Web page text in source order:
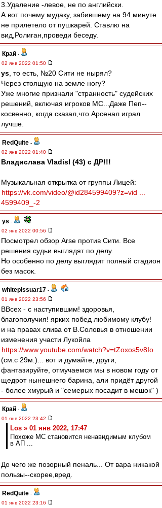
3.Удаление -левое, не по английски.
А вот почему мудаку, забившему на 94 минуте
не прилетело от пушкарей. Ставлю на
вид,Ролиган,проведи беседу.
Край -
02 янв 2022 01:50
ys , то есть, №20 Сити не нырял?
Через стоящую на земле ногу?
Уже многие признали "странность" судейских
решений, включая игроков МС...Даже Пеп--
косвенно, когда сказал,что Арсенал играл
лучше.
RedQuite -
02 янв 2022 01:40
Владислава Vladisl (43) с ДР!!!
Музыкальная открытка от группы Лицей:
https://vk.com/video/@id284599409?z=vid ...
4599409_-2
ys -
02 янв 2022 00:56
Посмотрел обзор Arse против Сити. Все
решения судьи выглядят по делу.
Но особенно по делу выглядит полный стадион
без масок.
whitepissuar17 -
01 янв 2022 23:56
ВВсех - с наступившим! здоровья,
благополучия! ярких побед любимому клубу!
и на правах слива от В.Соловья в отношении
изменения участи Лукойла
https://www.youtube.com/watch?v=tZoxos5v8Io
(см.с 29м.)... вот и думайте, други,
фантазируйте, отмучаемся мы в новом году от
щедрот нынешнего барина, али придёт другой
- более хмурый и "семерых посадит в мешок" )
Край -
01 янв 2022 23:42
Los » 01 янв 2022, 17:47
Похоже МС становится ненавидимым клубом
в АП ...
До чего же позорный пеналь... От вара никакой
пользы--скорее,вред.
RedQuite -
01 янв 2022 23:16